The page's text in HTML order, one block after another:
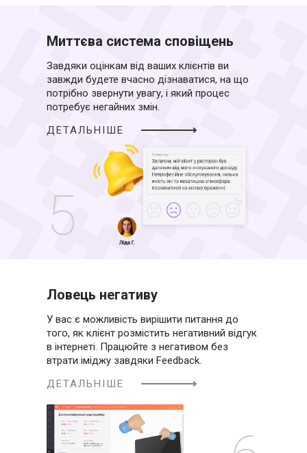
5
Миттєва система сповіщень
Завдяки оцінкам від ваших клієнтів ви
завжди будете вчасно дізнаватися, на що
потрібно звернути увагу, і який процес
потребує негайних змін.
ДЕТАЛЬНІШЕ
Ловець негативу
У вас є можливість вирішити питання до
того, як клієнт розмістить негативний відгук
в інтернеті. Працюйте з негативом без
втрати іміджу завдяки Feedback.
ДЕТАЛЬНІШЕ